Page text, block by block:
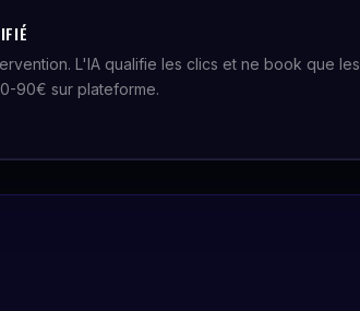
L'IA qualifie les clics et ne book que les
90€ sur plateforme.